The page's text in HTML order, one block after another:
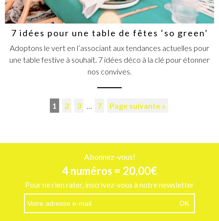
7 idées pour une table de fêtes ‘so green’
Adoptons le vert en l’associant aux tendances actuelles pour
une table festive à souhait. 7 idées déco à la clé pour étonner
nos convives.
1 2 3 7 Page suivante »
Abonnez-vous!
4 numéros = 20,00€
Pour ne rien rater, inscrivez-vous à notre newsletter